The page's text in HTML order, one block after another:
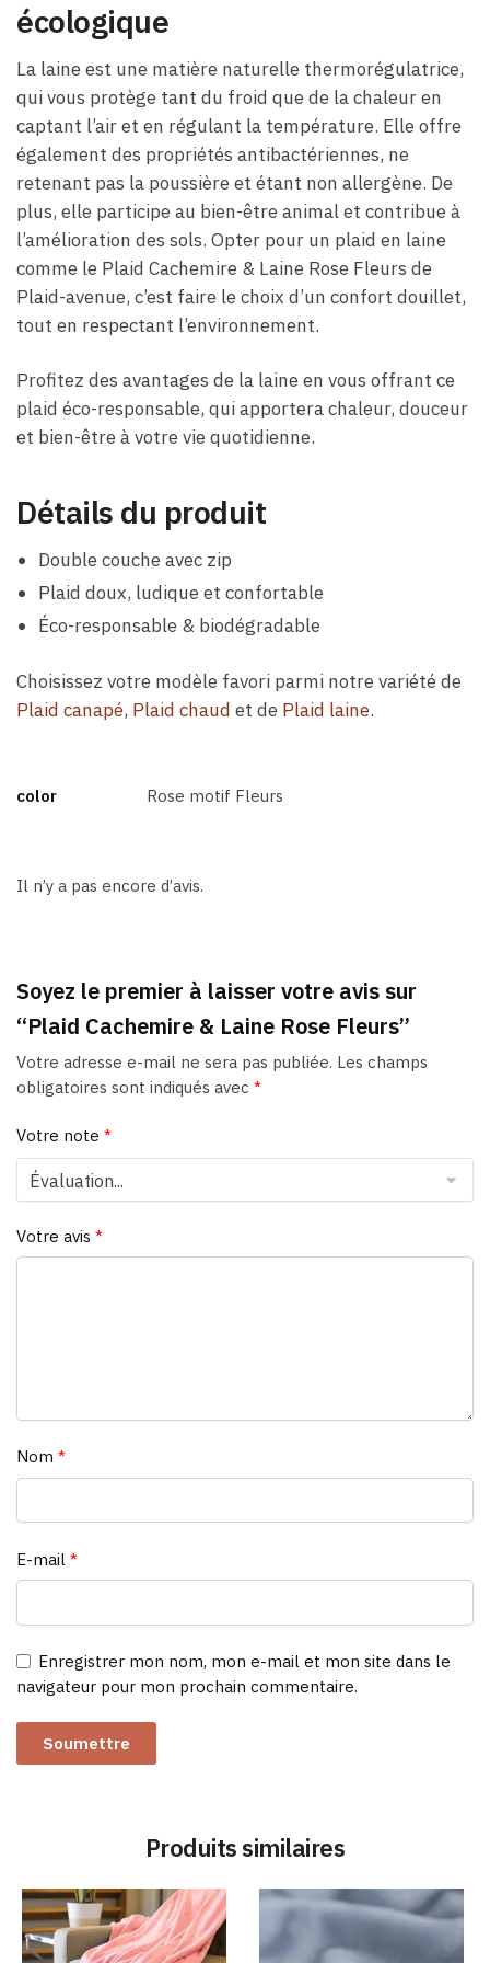
écologique
La laine est une matière naturelle thermorégulatrice,
qui vous protège tant du froid que de la chaleur en
captant l’air et en régulant la température. Elle offre
également des propriétés antibactériennes, ne
retenant pas la poussière et étant non allergène. De
plus, elle participe au bien-être animal et contribue à
l’amélioration des sols. Opter pour un plaid en laine
comme le Plaid Cachemire & Laine Rose Fleurs de
Plaid-avenue, c’est faire le choix d’un confort douillet,
tout en respectant l’environnement.
Profitez des avantages de la laine en vous offrant ce
plaid éco-responsable, qui apportera chaleur, douceur
et bien-être à votre vie quotidienne.
Détails du produit
Double couche avec zip
Plaid doux, ludique et confortable
Éco-responsable & biodégradable
Choisissez votre modèle favori parmi notre variété de
Plaid canapé, Plaid chaud et de Plaid laine.
color Rose motif Fleurs
Il n’y a pas encore d’avis.
Soyez le premier à laisser votre avis sur
“Plaid Cachemire & Laine Rose Fleurs”
Votre adresse e-mail ne sera pas publiée. Les champs
obligatoires sont indiqués avec *
Votre note *
Votre avis *
Nom *
E-mail *
Enregistrer mon nom, mon e-mail et mon site dans le
navigateur pour mon prochain commentaire.
Produits similaires